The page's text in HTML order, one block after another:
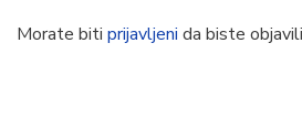
Morate biti prijavljeni da biste